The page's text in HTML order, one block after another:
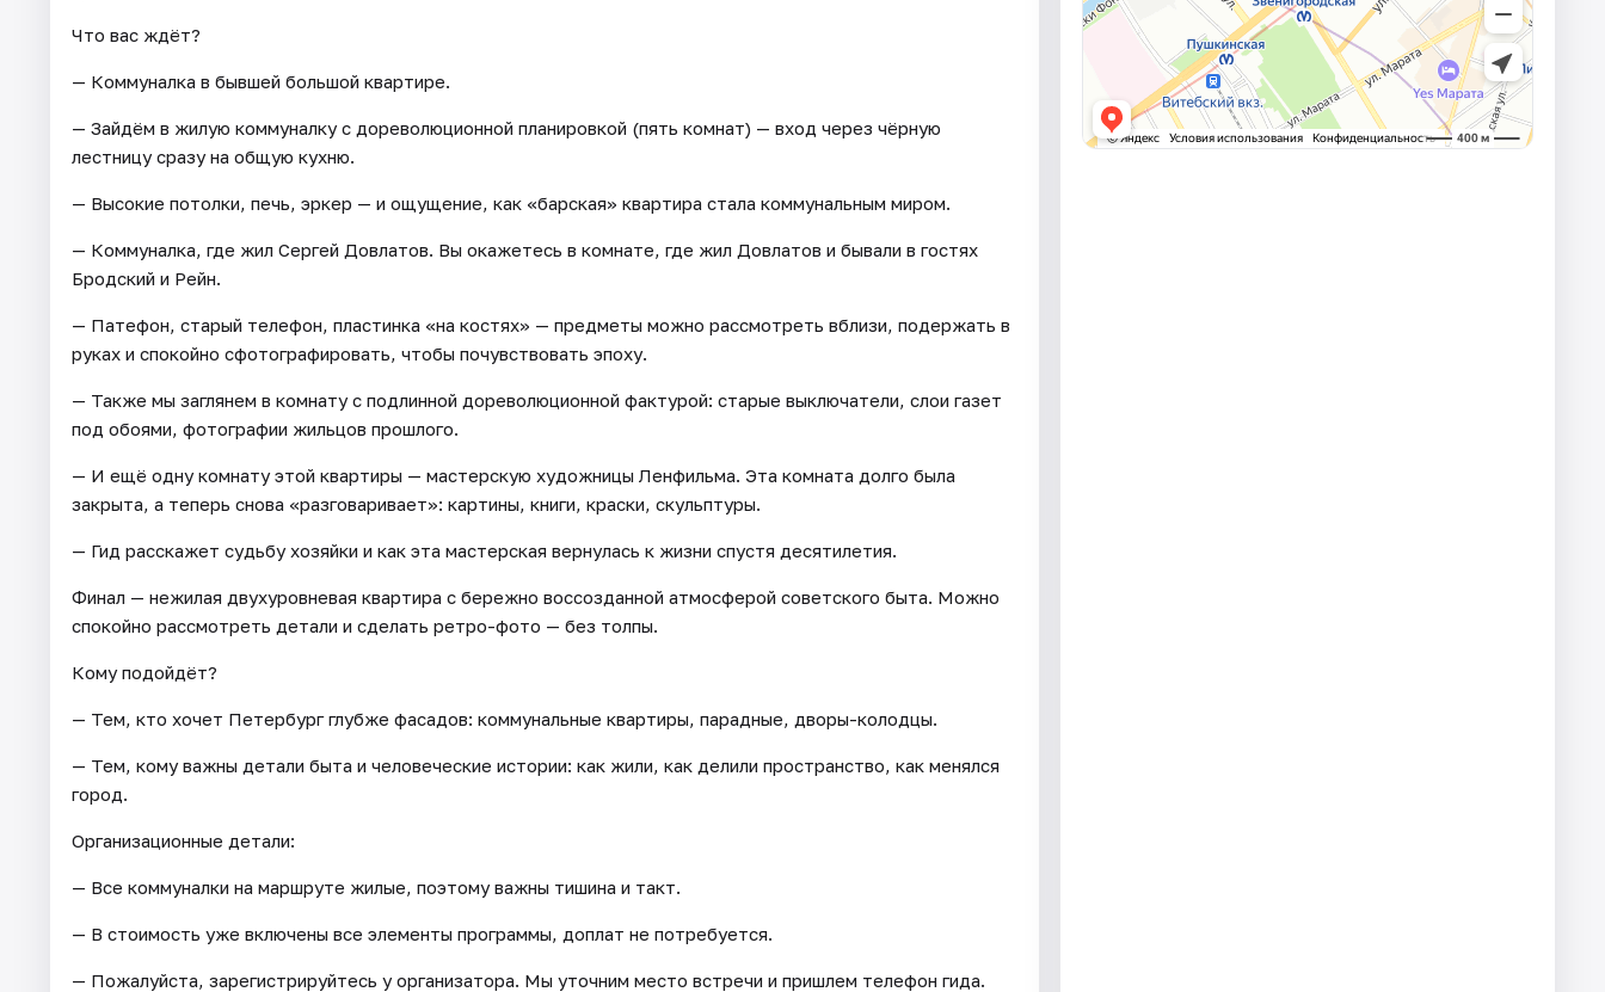
Что вас ждёт?
— Коммуналка в бывшей большой квартире.
— Зайдём в жилую коммуналку с дореволюционной планировкой (пять комнат) — вход через чёрную
лестницу сразу на общую кухню.
— Высокие потолки, печь, эркер — и ощущение, как «барская» квартира стала коммунальным миром.
— Коммуналка, где жил Сергей Довлатов. Вы окажетесь в комнате, где жил Довлатов и бывали в гостях
Бродский и Рейн.
— Патефон, старый телефон, пластинка «на костях» — предметы можно рассмотреть вблизи, подержать в
руках и спокойно сфотографировать, чтобы почувствовать эпоху.
— Также мы заглянем в комнату с подлинной дореволюционной фактурой: старые выключатели, слои газет
под обоями, фотографии жильцов прошлого.
— И ещё одну комнату этой квартиры — мастерскую художницы Ленфильма. Эта комната долго была
закрыта, а теперь снова «разговаривает»: картины, книги, краски, скульптуры.
— Гид расскажет судьбу хозяйки и как эта мастерская вернулась к жизни спустя десятилетия.
Финал — нежилая двухуровневая квартира с бережно воссозданной атмосферой советского быта. Можно
спокойно рассмотреть детали и сделать ретро-фото — без толпы.
Кому подойдёт?
— Тем, кто хочет Петербург глубже фасадов: коммунальные квартиры, парадные, дворы-колодцы.
— Тем, кому важны детали быта и человеческие истории: как жили, как делили пространство, как менялся
город.
Организационные детали:
— Все коммуналки на маршруте жилые, поэтому важны тишина и такт.
— В стоимость уже включены все элементы программы, доплат не потребуется.
— Пожалуйста, зарегистрируйтесь у организатора. Мы уточним место встречи и пришлем телефон гида.